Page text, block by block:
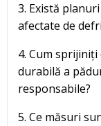
3. Există
afectate de
4. Cum
durabilă a
responsabile?
5. Ce măsuri